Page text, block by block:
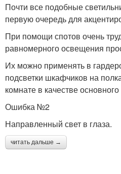
Почти все подобные
первую очередь для
При помощи спотов очень
равномерного освещения
Их можно применять в
подсветки шкафчиков на
комнате в качестве основного
Ошибка №2
Направленный свет в глаза.
читать дальше →